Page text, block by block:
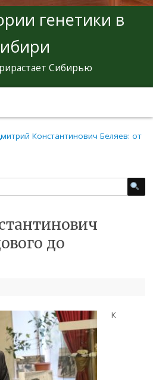
генетики в
Сибирью
Константинович Беляев: от
до
К